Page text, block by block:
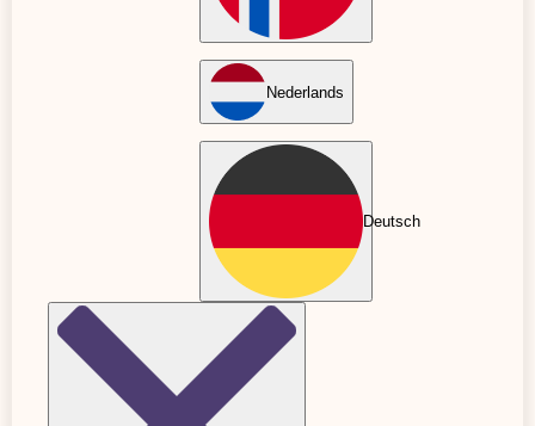
frågetecken kring gravida och föräldrars mest
Nederlands
Deutsch